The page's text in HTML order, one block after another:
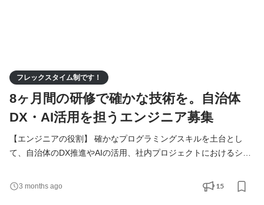
フレックスタイム制です！
8ヶ月間の研修で確かな技術を。自治体
DX・AI活用を担うエンジニア募集
【エンジニアの役割】 確かなプログラミングスキルを土台とし
て、自治体のDX推進やAIの活用、社内プロジェクトにおけるシス
技術を習得し、段階的に実務へと携わっていきます。 具体的な業
務内容 ・自治体DX・業務システムの構築支援： 役場の業務効率
3 months ago 15